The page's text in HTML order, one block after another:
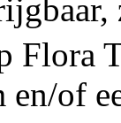
Flora
en/of